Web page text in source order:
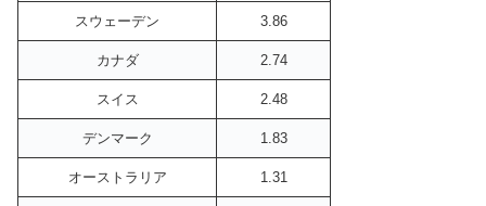
スウェーデン 3.86
カナダ 2.74
スイス 2.48
デンマーク 1.83
オーストラリア 1.31